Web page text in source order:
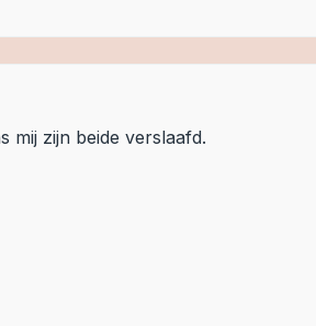
mij zijn beide verslaafd.